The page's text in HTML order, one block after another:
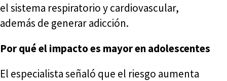
el sistema respiratorio y cardiovascular,
además de generar adicción.
Por qué el impacto es mayor en adolescentes
El especialista señaló que el riesgo aumenta